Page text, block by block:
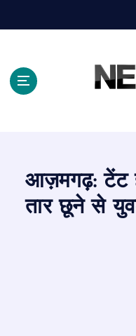
आज़मगढ़: टेंट
तार छूने से